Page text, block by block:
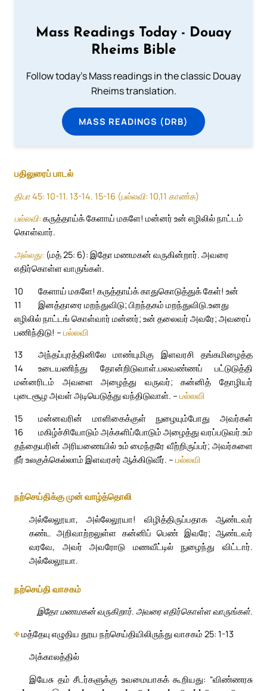
Mass Readings Today - Douay
Rheims Bible
Follow today's Mass readings in the classic Douay
Rheims translation.
MASS READINGS (DRB)
பதிலுரைப் பாடல்
திபா 45: 10-11. 13-14. 15-16 (பல்லவி: 10,11 காண்க)
பல்லவி: கருத்தாய்க் கேளாய் மகளே! மன்னர் உன் எழிலில் நாட்டம்
கொள்வார்.
அல்லது: (மத் 25: 6): இதோ மணமகன் வருகின்றார். அவரை
எதிர்கொள்ள வாருங்கள்.
10
கேளாய் மகளே! கருத்தாய்க் காதுகொடுத்துக் கேள்! உன்
இனத்தாரை மறந்துவிடு; பிறந்தகம் மறந்துவிடு.
11
உனது
எழிலில் நாட்டங் கொள்வார் மன்னர்; உன் தலைவர் அவரே; அவரைப்
பணிந்திடு! – பல்லவி
13
அந்தப்புரத்தினிலே மாண்புமிகு இளவரசி தங்கமிழைத்த
உடையணிந்து தோன்றிடுவாள்.
14
பலவண்ணப் பட்டுடுத்தி
மன்னரிடம் அவளை அழைத்து வருவர்; கன்னித் தோழியர்
புடைசூழ அவள் அடியெடுத்து வந்திடுவாள். – பல்லவி
15
மன்னவரின் மாளிகைக்குள் நுழையும்போது அவர்கள்
மகிழ்ச்சியோடும் அக்களிப்போடும் அழைத்து வரப்படுவர்.
16
உம்
தந்தையரின் அரியணையில் உம் மைந்தரே வீற்றிருப்பர்; அவர்களை
நீர் உலகுக்கெல்லாம் இளவரசர் ஆக்கிடுவீர். – பல்லவி
நற்செய்திக்கு முன் வாழ்த்தொலி
அல்லேலூயா, அல்லேலூயா! விழித்திருப்பதாக ஆண்டவர்
கண்ட அறிவாற்றலுள்ள கன்னிப் பெண் இவரே; ஆண்டவர்
வரவே, அவர் அவரோடு மணவீட்டில் நுழைந்து விட்டார்.
அல்லேலூயா.
நற்செய்தி வாசகம்
இதோ மணமகன் வருகிறார். அவரை எதிர்கொள்ள வாருங்கள்.
✠மத்தேயு எழுதிய தூய நற்செய்தியிலிருந்து வாசகம் 25: 1-13
அக்காலத்தில்
இயேசு தம் சீடர்களுக்கு உவமையாகக் கூறியது: “விண்ணரசு